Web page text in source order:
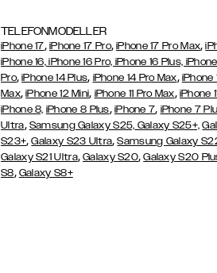
TELEFONMODELLER
iPhone 17, iPhone 17 Pro,iPhone 17 Pro Max,
iPhone 16, iPhone 16 Pro, iPhone 16 Plus,
Pro,iPhone 14 Plus, iPhone 14 Pro Max, iPhone
Max,iPhone 12 Mini, iPhone 11 Pro Max, iPhone
iPhone 8, iPhone 8 Plus, iPhone 7, iPhone 7
Ultra, Samsung Galaxy S25, Galaxy S25+,
S23+,Galaxy S23 Ultra,Samsung Galaxy
Galaxy S21 Ultra,Galaxy S20,Galaxy S20
S8, Galaxy S8+